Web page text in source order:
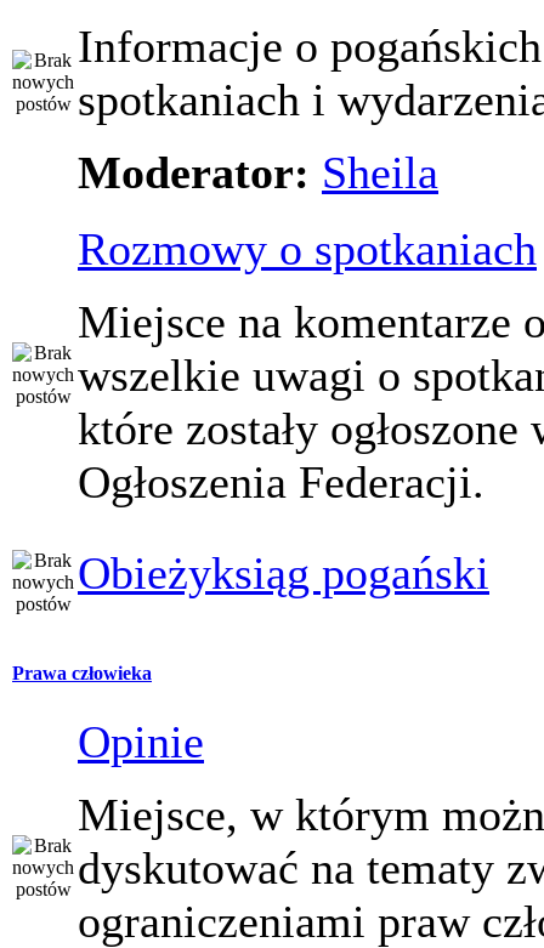
Informacje o pogańskich
spotkaniach i
Moderator: Sheila
Rozmowy o spotkaniach
Miejsce na komentarze
wszelkie uwagi o
które zostały ogłoszone
Ogłoszenia Federacji.
Obieżyksiąg pogański
Prawa człowieka
Opinie
Miejsce, w którym
dyskutować na tematy
ograniczeniami praw